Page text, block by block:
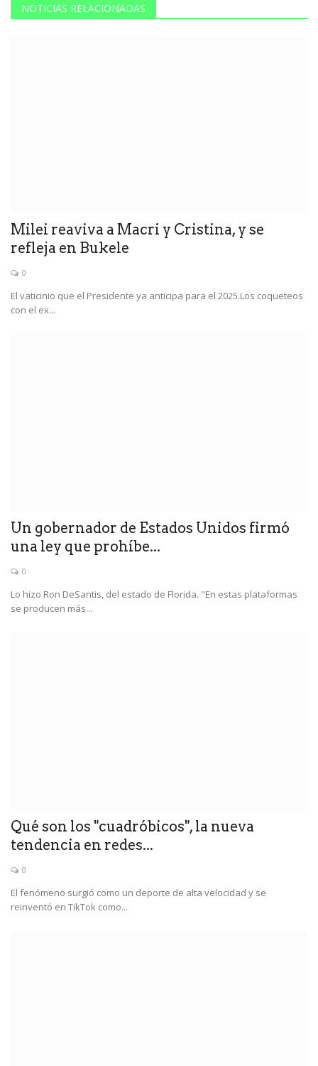
NOTICIAS RELACIONADAS
Milei reaviva a Macri y Cristina, y se
refleja en Bukele
0
El vaticinio que el Presidente ya anticipa para el 2025.Los coqueteos
con el ex...
Un gobernador de Estados Unidos firmó
una ley que prohíbe...
0
Lo hizo Ron DeSantis, del estado de Florida. "En estas plataformas
se producen más...
Qué son los "cuadróbicos", la nueva
tendencia en redes...
0
El fenómeno surgió como un deporte de alta velocidad y se
reinventó en TikTok como...